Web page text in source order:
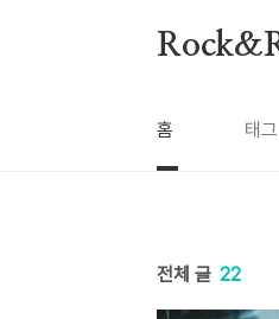
홈 태그
전체 글 22